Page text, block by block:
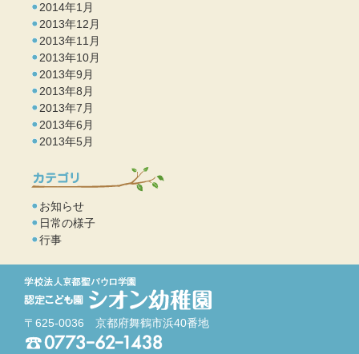
2014年1月
2013年12月
2013年11月
2013年10月
2013年9月
2013年8月
2013年7月
2013年6月
2013年5月
お知らせ
日常の様子
行事
〒625-0036 京都府舞鶴市浜40番地